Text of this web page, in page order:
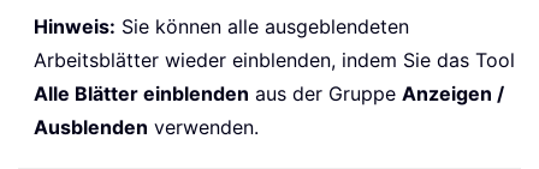
Hinweis: Sie können alle ausgeblendeten
Arbeitsblätter wieder einblenden, indem Sie das Tool
Alle Blätter einblenden aus der Gruppe Anzeigen /
Ausblenden verwenden.